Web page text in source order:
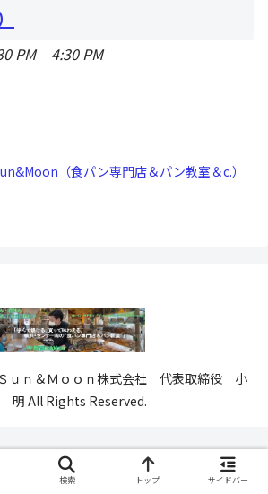
PM– 4:30 PM
（食パン専門店＆パン教室＆c.）
ｕｎ＆Ｍｏｏｎ株式会社 代表取締役 小
明 All Rights Reserved.
検索 トップ サイドバー